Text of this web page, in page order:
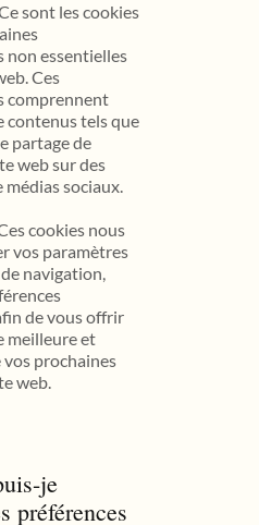
sont les cookies
essentielles
Ces
comprennent
contenus tels que
partage de
web sur des
sociaux.
cookies nous
vos paramètres
navigation,
de vous offrir
meilleure et
vos prochaines
web.
je
préférences